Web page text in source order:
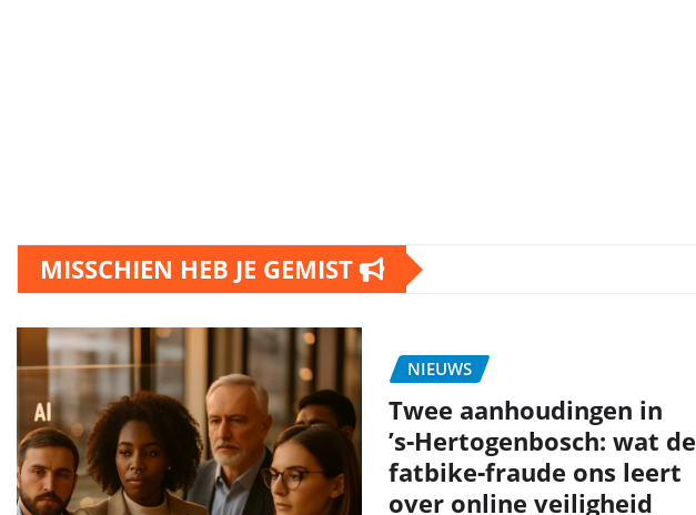
MISSCHIEN HEB JE GEMIST
NIEUWS
Twee aanhoudingen in
’s‑Hertogenbosch: wat de
fatbike‑fraude ons leert
over online veiligheid